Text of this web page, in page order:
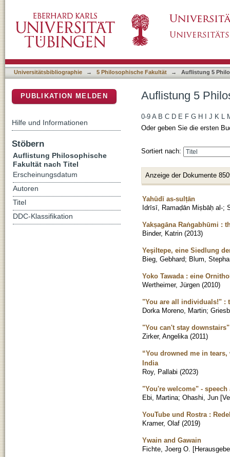
Universitätsbibliographie → 5 Philosophische Fakultät → Auflistung 5
Auflistung 5
0-9 A B C D E F G H J K L
Oder geben Sie die ersten
Sortiert nach:
Anzeige der Dokumente
Yahūdī as-sulṭān
Idrīsī, Ramaḍān Miṣbāḥ al-;
Yakṣagāna Raṅgabhūmi :
Binder, Katrin (2013)
Yeşiltepe, eine Siedlung
Bieg, Gebhard; Blum,
Yoko Tawada : eine
Wertheimer, Jürgen (2010)
"You are all individuals!" :
Dorka Moreno, Martin;
"You can't stay
Zirker, Angelika (2011)
“You drowned me in
India
Roy, Pallabi (2023)
"You're welcome" -
Ebi, Martina; Ohashi, Jun
YouTube und Rostra :
Kramer, Olaf (2019)
Ywain and Gawain
Fichte, Joerg O.
PUBLIKATION MELDEN
Hilfe und Informationen
Stöbern
Auflistung Philosophische
Fakultät nach Titel
Erscheinungsdatum
Autoren
Titel
DDC-Klassifikation